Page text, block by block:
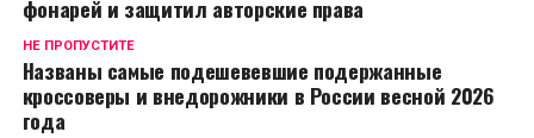
фонарей и защитил авторские права
НЕ ПРОПУСТИТЕ
Названы самые подешевевшие подержанные
кроссоверы и внедорожники в России весной 2026
года